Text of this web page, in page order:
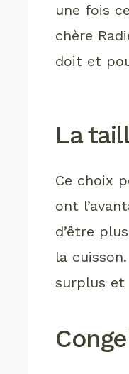
une fois
chère
doit et
La
Ce choix
ont
d’être
la
surplus et